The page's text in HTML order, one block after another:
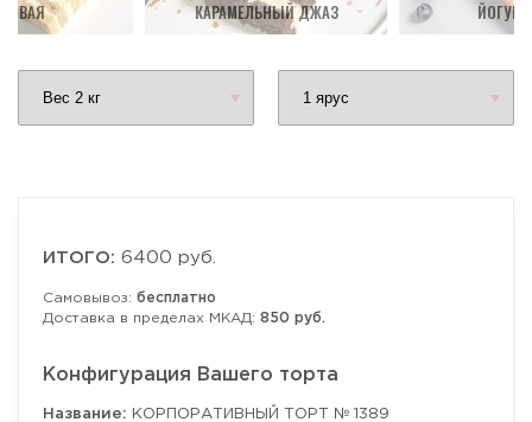
КАРАМЕЛЬНЫЙ ДЖАЗ
ИТОГО: 6400 руб.
Самовывоз: бесплатно
Доставка в пределах МКАД: 850 руб.
Конфигурация Вашего торта
Название: КОРПОРАТИВНЫЙ ТОРТ № 1389